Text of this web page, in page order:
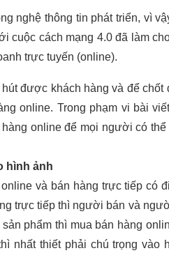
nghệ thông tin phát triển, vì
cuộc cách mạng 4.0 đã làm
trực tuyến (online).
được khách hàng và để
online. Trong phạm vi bài
hàng online để mọi người có
hình ảnh
và bán hàng trực tiếp có
trực tiếp thì người bán và
phẩm thì mua bán hàng
nhất thiết phải chú trọng